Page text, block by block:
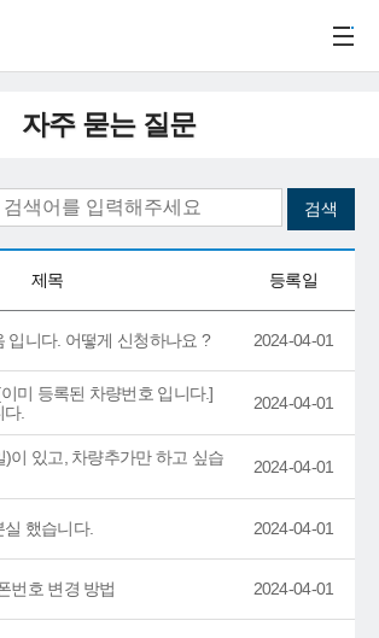
자주 묻는 질문
제목 등록일
입니다. 어떻게 신청하나요 ? 2024-04-01
미 등록된 차량번호 입니다.]
.
2024-04-01
이 있고, 차량추가만 하고 싶습
2024-04-01
했습니다. 2024-04-01
번호 변경 방법 2024-04-01